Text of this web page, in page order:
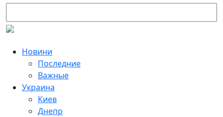
Новини
Последние
Важные
Украина
Киев
Днепр